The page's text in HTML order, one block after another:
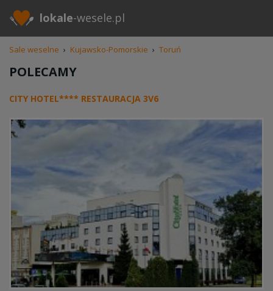
lokale-wesele.pl
Sale weselne › Kujawsko-Pomorskie › Toruń
POLECAMY
CITY HOTEL**** RESTAURACJA 3V6